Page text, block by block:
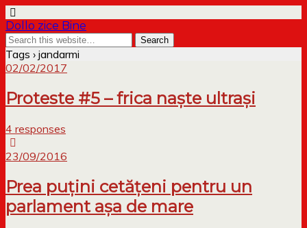
Dollo zice Bine
Tags › jandarmi
02/02/2017
Proteste #5 – frica naște ultrași
4 responses
23/09/2016
Prea puțini cetățeni pentru un
parlament așa de mare